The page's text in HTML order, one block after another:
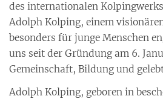
des internationalen
Adolph Kolping, einem
besonders für junge Menschen
uns seit der Gründung am 6.
Gemeinschaft, Bildung und
Adolph Kolping, geboren in